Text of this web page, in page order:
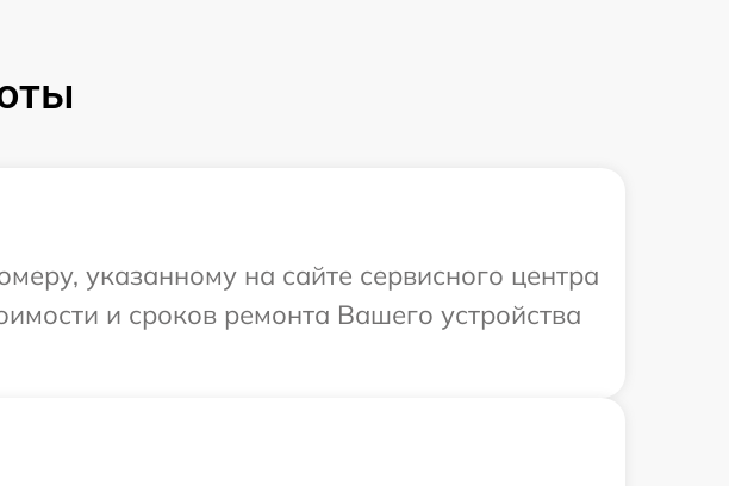
указанному на сайте сервисного центра
и сроков ремонта Вашего устройства